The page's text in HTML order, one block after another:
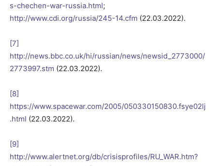
s-chechen-war-russia.html;
http://www.cdi.org/russia/245-14.cfm (22.03.2022).
[7]
http://news.bbc.co.uk/hi/russian/news/newsid_2773000/
2773997.stm (22.03.2022).
[8]
https://www.spacewar.com/2005/050330150830.fsye02lj
.html (22.03.2022).
[9]
http://www.alertnet.org/db/crisisprofiles/RU_WAR.htm?